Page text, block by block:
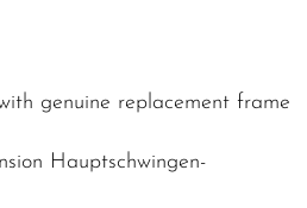
genuine replacement frame
Hauptschwingen-